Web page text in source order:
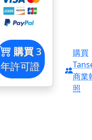
購買3
年許可證
購買
商業
照